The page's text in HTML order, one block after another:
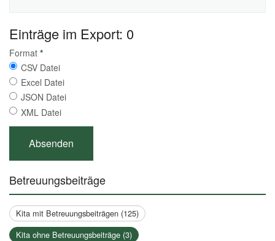
Einträge im Export: 0
Format *
CSV Datei
Excel Datei
JSON Datei
XML Datei
Betreuungsbeiträge
Kita mit Betreuungsbeiträgen (125)
Kita ohne Betreuungsbeiträge (3)